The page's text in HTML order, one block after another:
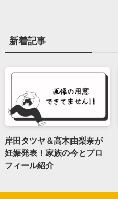
新着記事
岸田タツヤ＆高木由梨奈が
妊娠発表！家族の今とプロ
フィール紹介